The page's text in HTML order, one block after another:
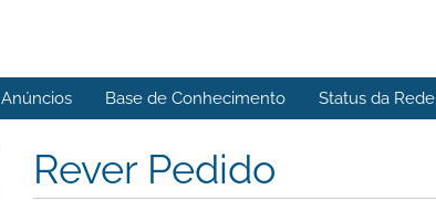
Anúncios Base de Conhecimento Status da Rede
Rever Pedido